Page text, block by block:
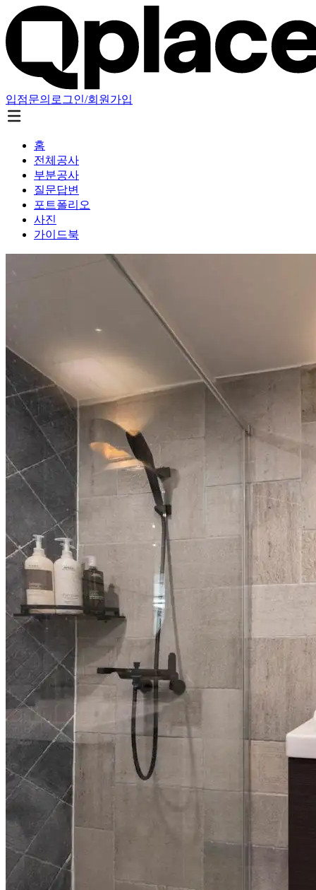
입점문의 로그인/회원가입
홈
전체공사
부분공사
질문답변
포트폴리오
사진
가이드북